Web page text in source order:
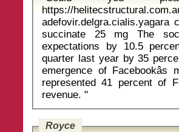
https://
succinate 25 mg The social media behemoth beat revenue
expectations by 10.5
quarter last year by 35
emergence of
represented 41 percent of
revenue. "
Royce